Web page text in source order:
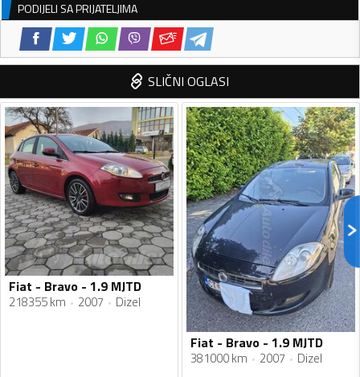
PODIJELI SA PRIJATELJIMA
SLIČNI OGLASI
Fiat - Bravo - 1.9 MJTD
218355 km 2007 Dizel
Fiat - Bravo - 1.9 MJTD
381000 km 2007 Dizel